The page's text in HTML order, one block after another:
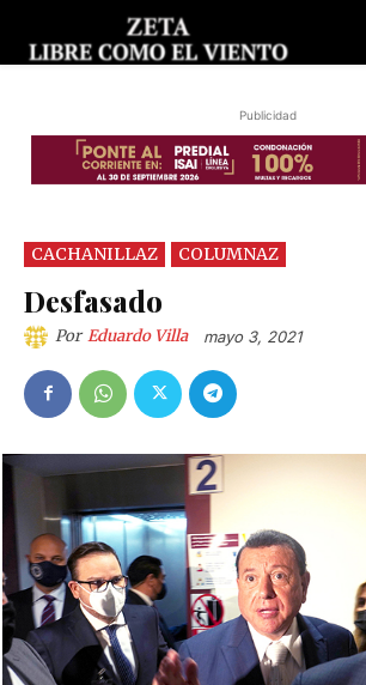
Publicidad
CACHANILLAZ COLUMNAZ
Desfasado
Por Eduardo Villa mayo 3, 2021